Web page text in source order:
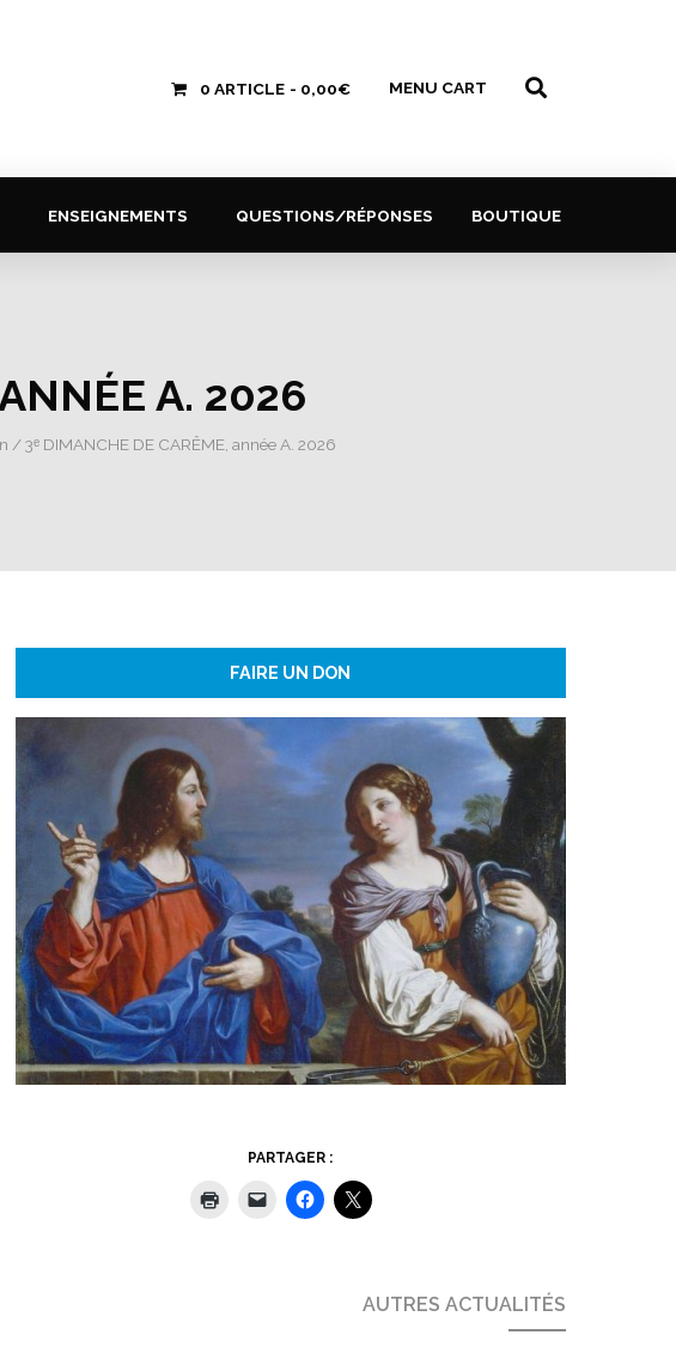
0 ARTICLE 0,00€ MENU CART
ENSEIGNEMENTS QUESTIONS/RÉPONSES BOUTIQUE
A. 2026
/ 3ᵉ DIMANCHE DE CARÊME, année A. 2026
FAIRE UN DON
PARTAGER :
AUTRES ACTUALITÉS